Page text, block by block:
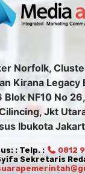
Norfolk,
Kirana Legacy
Blok NF10 No
Jkt
Ibukota
: Telp. : 0812
Sekretaris